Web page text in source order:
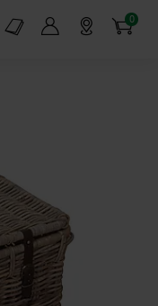
einblenden
Markt-Angebote 0
Artikel